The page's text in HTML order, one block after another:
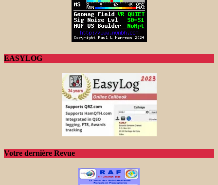
EASYLOG
Votre dernière Revue